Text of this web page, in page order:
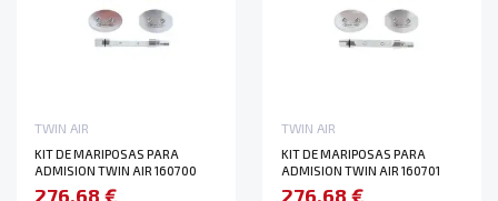
TWIN AIR
KIT DE MARIPOSAS PARA
ADMISION TWIN AIR 160700
276,68 €
TWIN AIR
KIT DE MARIPOSAS PARA
ADMISION TWIN AIR 160701
276,68 €